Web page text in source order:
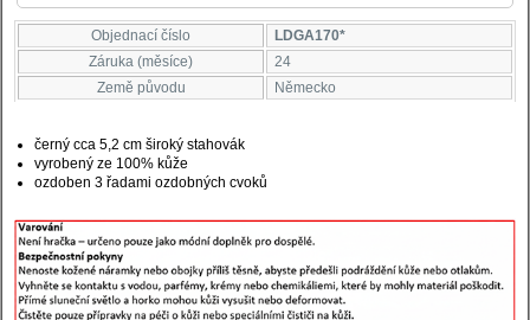
Objednací číslo
LDGA170*
Záruka (měsíce)
24
Země původu
Německo
černý cca 5,2 cm široký stahovák
vyrobený ze 100% kůže
ozdoben 3 řadami ozdobných cvoků